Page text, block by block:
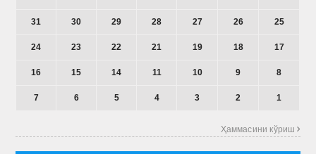
31 30 29 28 27 26 25
24 23 22 21 19 18 17
16 15 14 11 10 9 8
7 6 5 4 3 2 1
Ҳаммасини кўриш 